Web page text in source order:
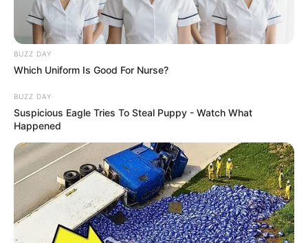
Colar surpreendente feito
refrigerante
Como fazer brinco de
miçangas passo a passo
BUZZ DAY
Which Uniform Is Good For Nurse?
BUZZ DAY
Suspicious Eagle Tries To Steal Puppy - Watch What
Happened